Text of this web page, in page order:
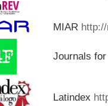
MIAR
Journals
Latindex